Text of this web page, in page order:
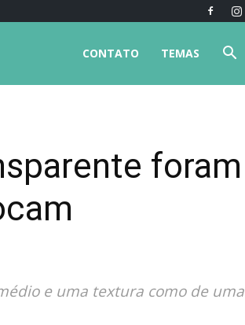
TEMAS
CONTATO
foram
e uma textura como de uma